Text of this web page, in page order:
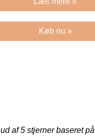
Køb nu »
ud af 5 stjerner baseret på